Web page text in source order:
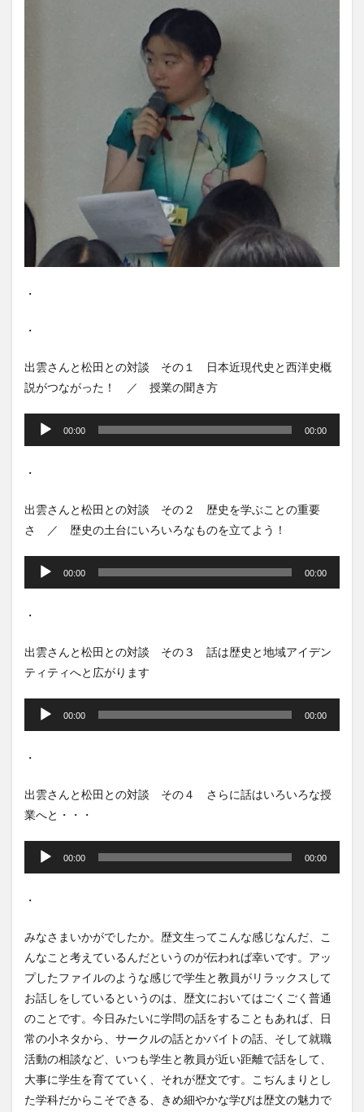
・
・
出雲さんと松田との対談 その１ 日本近現代史と西洋史概
説がつながった！ ／ 授業の聞き方
プ
ヤ
ー
00:00 00:00
・
出雲さんと松田との対談 その２ 歴史を学ぶことの重要
さ ／ 歴史の土台にいろいろなものを立てよう！
プ
ヤ
ー
00:00 00:00
・
出雲さんと松田との対談 その３ 話は歴史と地域アイデン
ティティへと広がります
プ
ヤ
ー
00:00 00:00
・
出雲さんと松田との対談 その４ さらに話はいろいろな授
業へと・・・
プ
ヤ
ー
00:00 00:00
・
みなさまいかがでしたか。歴文生ってこんな感じなんだ、こ
んなこと考えているんだというのが伝われば幸いです。アッ
プしたファイルのような感じで学生と教員がリラックスして
お話しをしているというのは、歴文においてはごくごく普通
のことです。今日みたいに学問の話をすることもあれば、日
常の小ネタから、サークルの話とかバイトの話、そして就職
活動の相談など、いつも学生と教員が近い距離で話をして、
大事に学生を育てていく、それが歴文です。こぢんまりとし
た学科だからこそできる、きめ細やかな学びは歴文の魅力で